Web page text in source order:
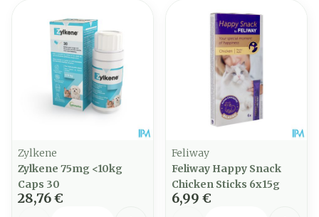
Zylkene
Zylkene 75mg <10kg
Caps 30
28,76 €
Feliway
Feliway Happy Snack
Chicken Sticks 6x15g
6,99 €